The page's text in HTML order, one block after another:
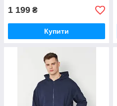
1 199 ₴
Купити